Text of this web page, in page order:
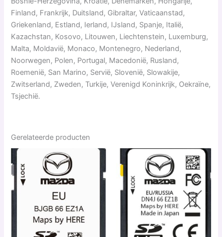
Finland, Frankrijk, Duitsland, Gibraltar, Vaticaanstad,
Griekenland, Estland, Ierland, IJsland, Spanje, Italië,
Kazachstan, Kosovo, Litouwen, Liechtenstein, Luxemburg,
Malta, Moldavië, Monaco, Montenegro, Nederland,
Noorwegen, Polen, Portugal, Macedonië, Rusland,
Roemenië, San Marino, Servië, Slovenië, Slowakije,
Zwitserland, Zweden, Turkije, Verenigd Koninkrijk, Oekraïne,
Tsjechië.
Gerelateerde producten